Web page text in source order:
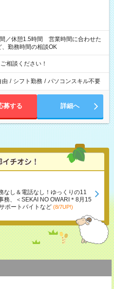
勤務時間の相談OK
相談ください！
由 / シフト勤務 / パソコンスキル不要
募する 詳細へ
なし＆電話なし！ゆっくりの11
務、＜SEKAI NO OWARI＊8月15
ポートバイトなど (8/7UP!)